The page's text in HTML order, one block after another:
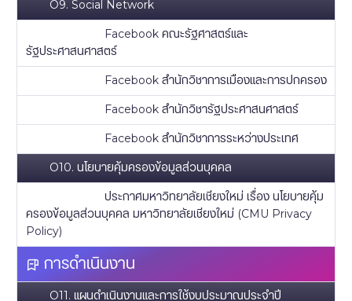
O9. Social Network
Facebook คณะรัฐศาสตร์และ
รัฐประศาสนศาสตร์
Facebook สำนักวิชาการเมืองและการปกครอง
Facebook สำนักวิชารัฐประศาสนศาสตร์
Facebook สำนักวิชาการระหว่างประเทศ
O10. นโยบายคุ้มครองข้อมูลส่วนบุคคล
ประกาศมหาวิทยาลัยเชียงใหม่ เรื่อง นโยบายคุ้ม
ครองข้อมูลส่วนบุคคล มหาวิทยาลัยเชียงใหม่ (CMU Privacy
Policy)
การดำเนินงาน
O11. แผนดำเนินงานและการใช้งบประมาณประจำปี